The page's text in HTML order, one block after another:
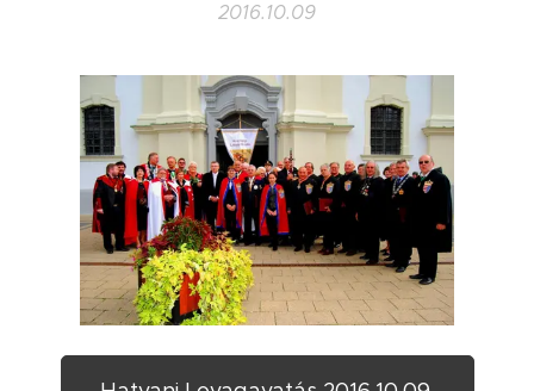
2016.10.09